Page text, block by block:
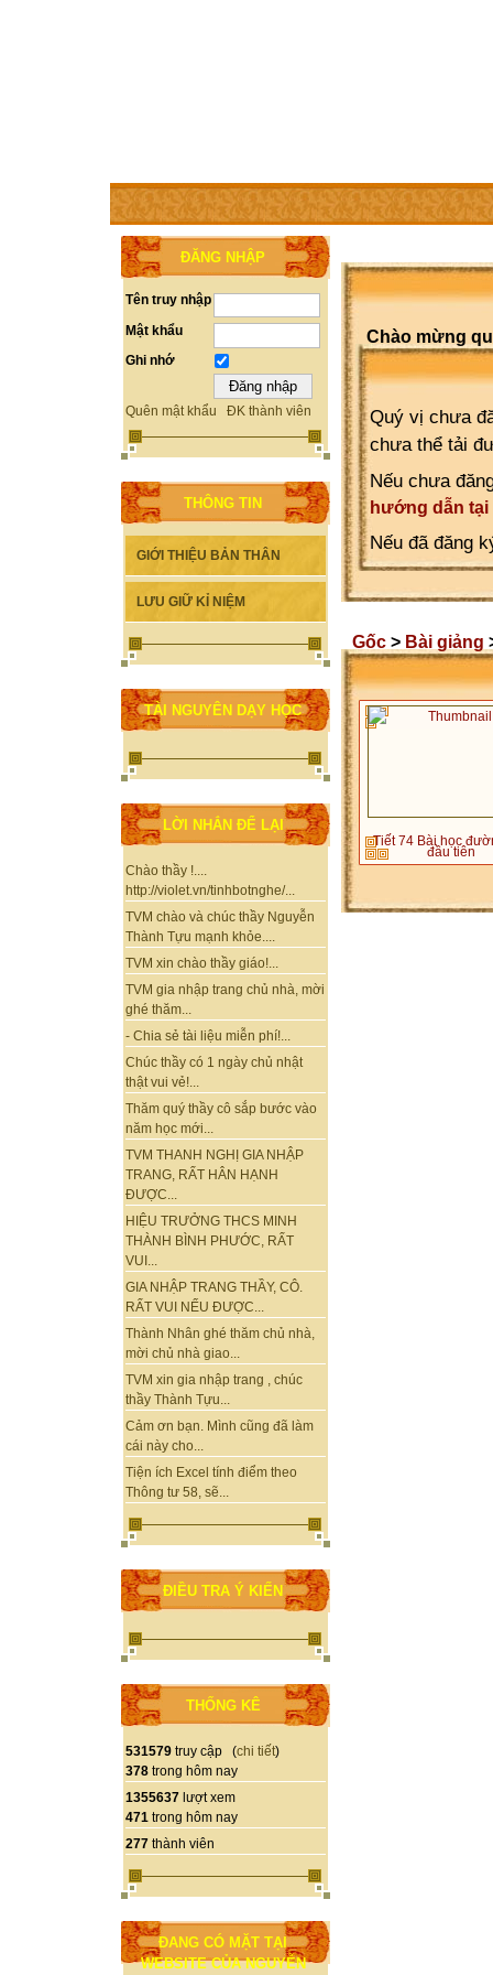
TRANG CHỦ THÀNH VIÊN TRỢ GIÚP WEBSITE
ĐĂNG NHẬP
Tên truy nhập
Mật khẩu
Ghi nhớ
Quên mật khẩu ĐK thành viên
THÔNG TIN
GIỚI THIỆU BẢN THÂN
LƯU GIỮ KỈ NIỆM
TÀI NGUYÊN DẠY HỌC
LỜI NHẮN ĐỂ LẠI
Chào thầy !....
http://violet.vn/tinhbotnghe/...
TVM chào và chúc thầy Nguyễn
Thành Tựu mạnh khỏe....
TVM xin chào thầy giáo!...
TVM gia nhập trang chủ nhà, mời
ghé thăm...
- Chia sẻ tài liệu miễn phí!...
Chúc thầy có 1 ngày chủ nhật
thật vui vẻ!...
Thăm quý thầy cô sắp bước vào
năm học mới...
TVM THANH NGHỊ GIA NHẬP
TRANG, RẤT HÂN HẠNH
ĐƯỢC...
HIỆU TRƯỞNG THCS MINH
THÀNH BÌNH PHƯỚC, RẤT
VUI...
GIA NHẬP TRANG THẦY, CÔ.
RẤT VUI NẾU ĐƯỢC...
Thành Nhân ghé thăm chủ nhà,
mời chủ nhà giao...
TVM xin gia nhập trang , chúc
thầy Thành Tựu...
Cảm ơn bạn. Mình cũng đã làm
cái này cho...
Tiện ích Excel tính điểm theo
Thông tư 58, sẽ...
ĐIỀU TRA Ý KIẾN
THỐNG KÊ
531579 truy cập (chi tiết)
378 trong hôm nay
1355637 lượt xem
471 trong hôm nay
277 thành viên
ĐANG CÓ MẶT TẠI
WEBSITE CỦA NGUYỄN
Chào mừng
Quý vị chưa
chưa thể tải
Nếu chưa
hướng dẫn tại
Nếu đã đăng
Gốc > Bài giảng
Tiết 74 Bài học
đầu tiên